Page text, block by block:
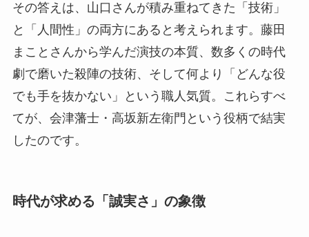
その答えは、山口さんが積み重ねてきた「技術」
と「人間性」の両方にあると考えられます。藤田
まことさんから学んだ演技の本質、数多くの時代
劇で磨いた殺陣の技術、そして何より「どんな役
でも手を抜かない」という職人気質。これらすべ
てが、会津藩士・高坂新左衛門という役柄で結実
したのです。
時代が求める「誠実さ」の象徴